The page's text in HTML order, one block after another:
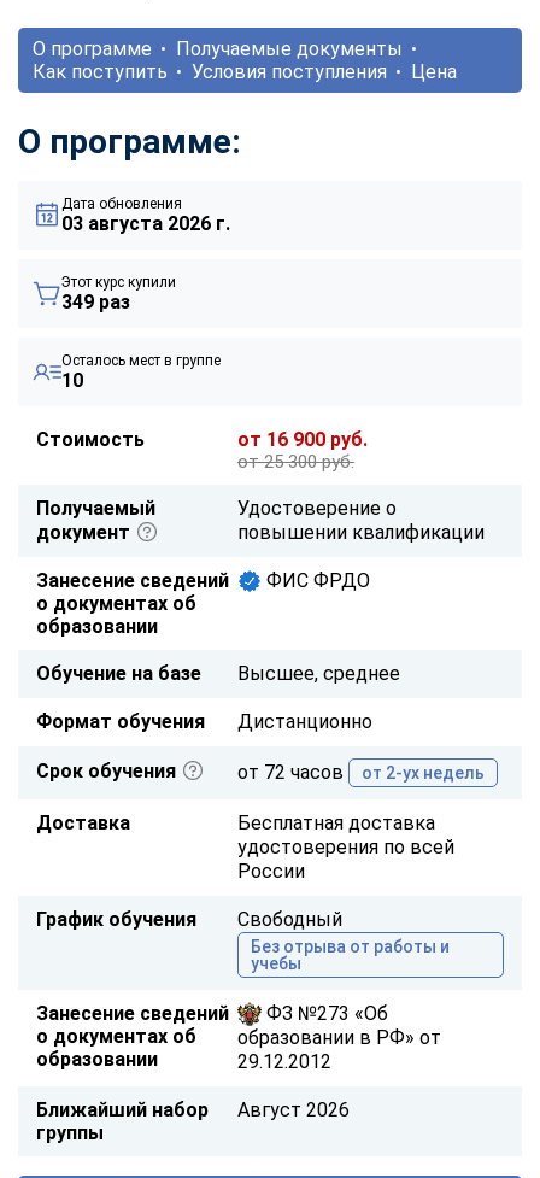
О программе
Получаемые документы
Как поступить
Условия поступления Цена
О программе:
Дата обновления
03 августа 2026 г.
Этот курс купили
349 раз
Осталось мест в группе
10
Стоимость от 16 900 руб.
от 25 300 руб.
Получаемый
документ
Удостоверение о
повышении квалификации
Занесение сведений
о документах об
образовании
ФИС ФРДО
Обучение на базе Высшее, среднее
Формат обучения Дистанционно
Срок обучения от 72 часов от 2-ух недель
Доставка
Бесплатная доставка
удостоверения по всей
России
График обучения Свободный
Без отрыва от работы и
учебы
Занесение сведений
о документах об
образовании
ФЗ №273 «Об
образовании в РФ» от
29.12.2012
Ближайший набор
группы
Август 2026